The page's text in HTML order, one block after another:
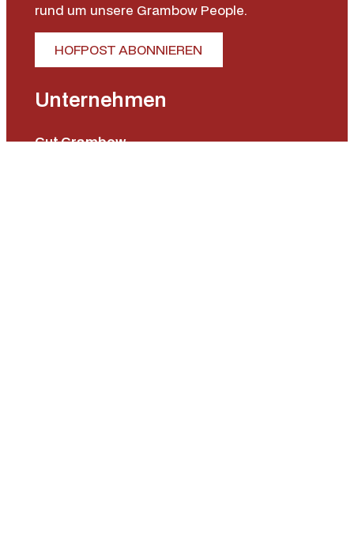
rund um unsere Grambow People.
HOFPOST ABONNIEREN
Unternehmen
Gut Grambow